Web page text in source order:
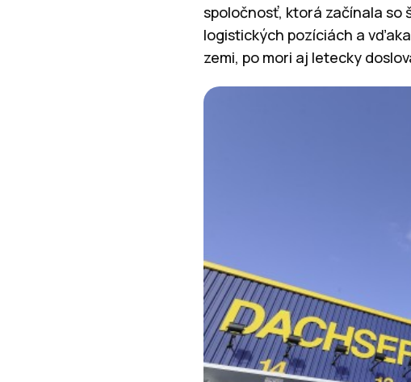
spoločnosť, ktorá začínala so
logistických pozíciách a
zemi, po mori aj letecky